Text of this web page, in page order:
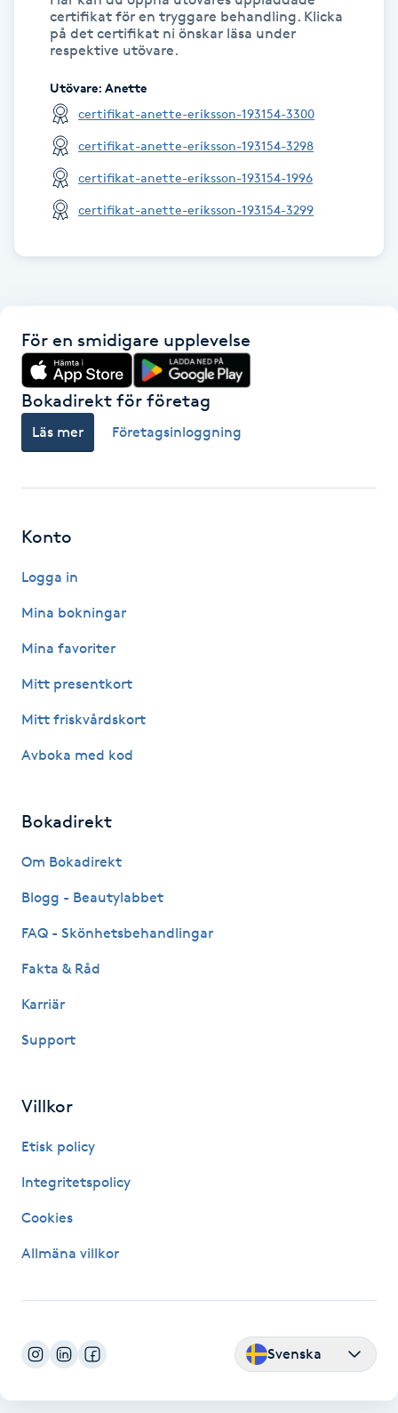
Hudvård
Hyperhidros
Hypnos
Hårvård
Hälsa
Idrottsmassage
IPL hårborttagning
IR-massage
Katun fransar
Kemisk peeling
Kinesiologi
Kiropraktik
Klangmassage
Klippning ungdom
certifikat för en tryggare behandling. Klicka
på det certifikat ni önskar läsa under
respektive utövare.
Utövare: Anette
certifikat-anette-eriksson-193154-3300
certifikat-anette-eriksson-193154-3298
certifikat-anette-eriksson-193154-1996
certifikat-anette-eriksson-193154-3299
För en smidigare upplevelse
Bokadirekt för företag
Läs mer Företagsinloggning
Konto
Logga in
Mina bokningar
Mina favoriter
Mitt presentkort
Mitt friskvårdskort
Avboka med kod
Bokadirekt
Om Bokadirekt
Blogg - Beautylabbet
FAQ - Skönhetsbehandlingar
Fakta & Råd
Karriär
Support
Villkor
Etisk policy
Integritetspolicy
Cookies
Allmäna villkor
Svenska